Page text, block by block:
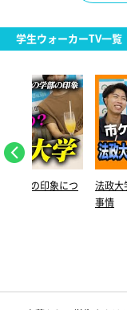
学生ウォーカーTV一覧
学部の印象につ
法政大
事情